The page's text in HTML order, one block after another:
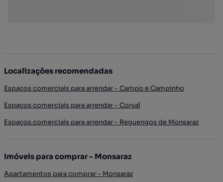
Localizações recomendadas
Espaços comerciais para arrendar - Campo e Campinho
Espaços comerciais para arrendar - Corval
Espaços comerciais para arrendar - Reguengos de Monsaraz
Imóveis para comprar - Monsaraz
Apartamentos para comprar - Monsaraz